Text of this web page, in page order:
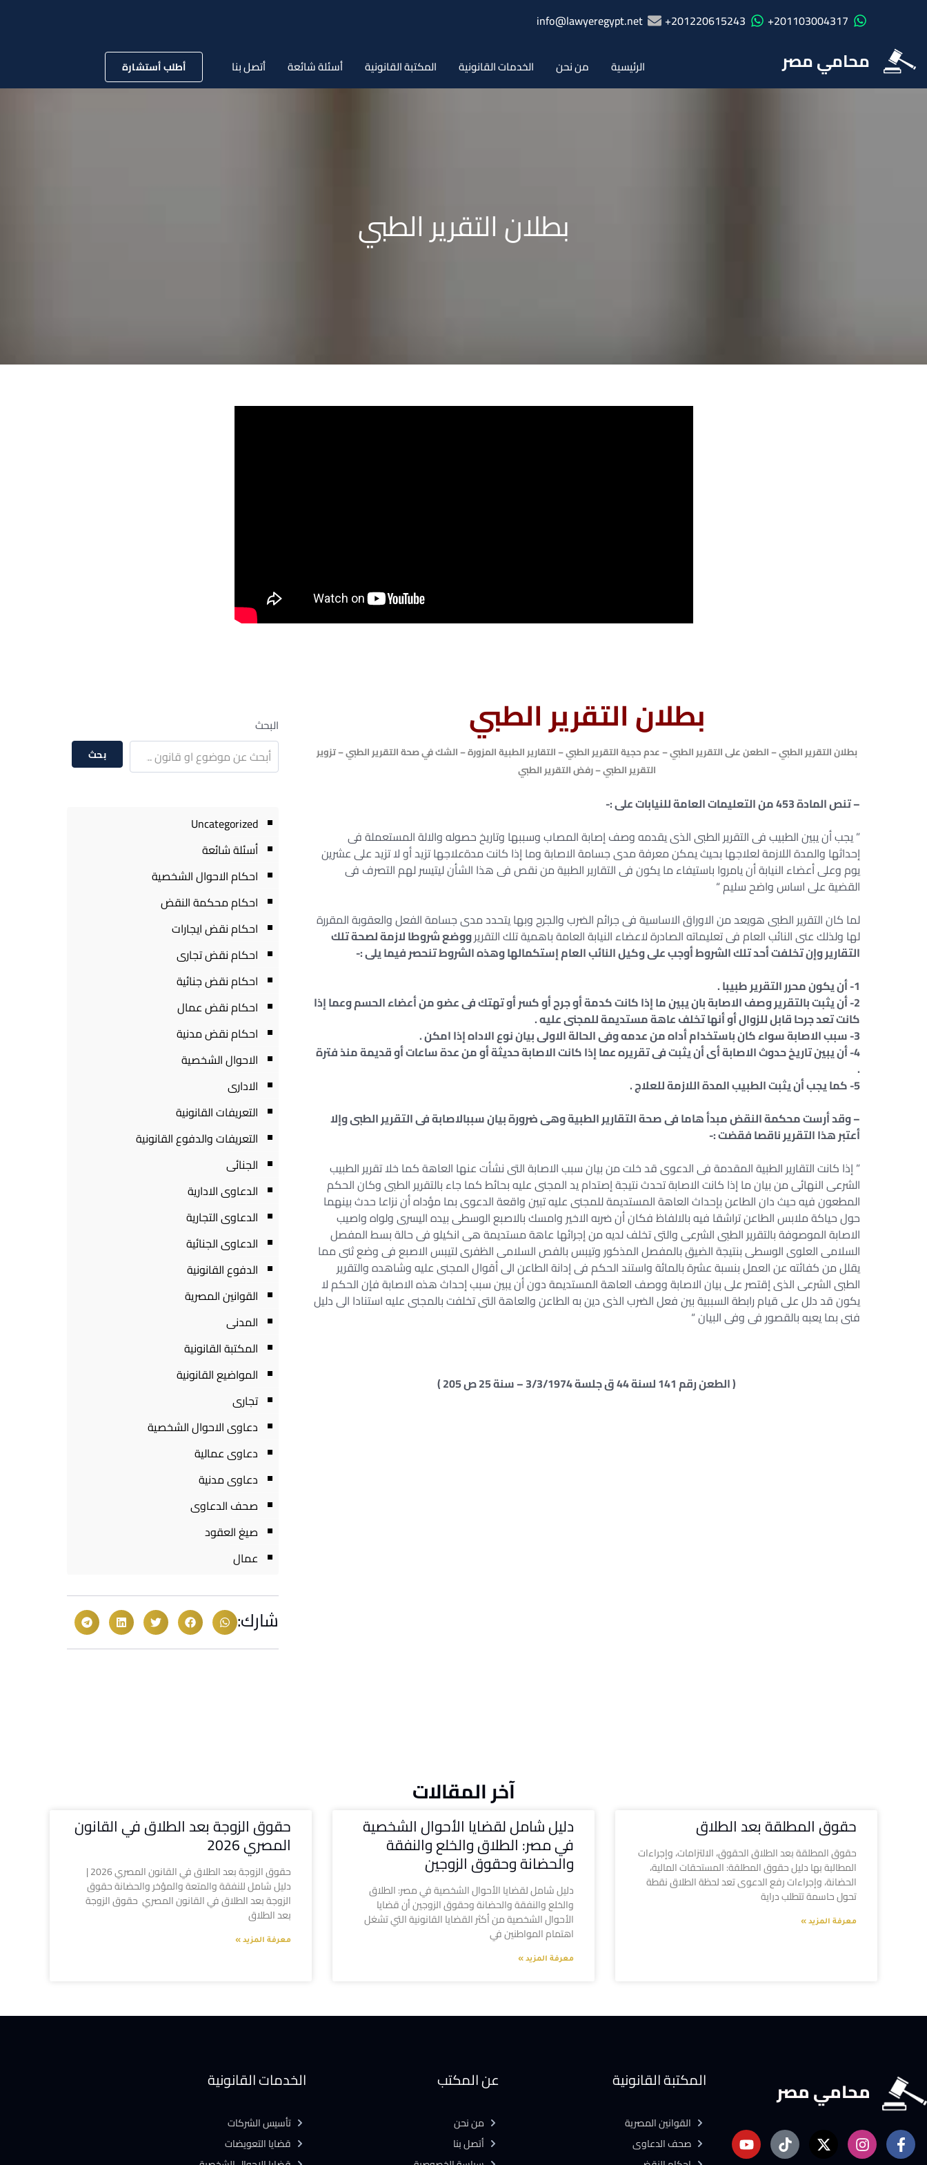
201103004317+
201220615243+
info@lawyeregypt.net
محامي مصر الرئيسية من نحن الخدمات القانونية المكتبة القانونية أسئلة شائعة أتصل بنا أطلب أستشارة
بطلان التقرير الطبي
بطلان التقرير الطبي
بطلان التقرير الطبي – الطعن على التقرير الطبي – عدم حجية التقرير الطبي – التقارير الطبية المزورة – الشك في صحة التقرير الطبي – تزوير
التقرير الطبي – رفض التقرير الطبي
– تنص المادة 453 من التعليمات العامة للنيابات على :-
” يجب أن يبين الطبيب فى التقرير الطبى الذى يقدمه وصف إصابة المصاب وسببها وتاريخ حصوله والالة المستعملة فى
إحداثها والمدة اللازمة لعلاجها بحيث يمكن معرفة مدى جسامة الاصابة وما إذا كانت مدةعلاجها تزيد أو لا تزيد على عشرين
يوم وعلى أعضاء النيابة أن يامروا باستيفاء ما يكون فى التقارير الطبية من نقص فى هذا الشأن ليتيسر لهم التصرف فى
القضية على اساس واضح سليم “
لما كان التقرير الطبى هويعد من الاوراق الاساسية فى جرائم الضرب والجرح وبها يتحدد مدى جسامة الفعل والعقوبة المقررة
لها ولذلك عنى النائب العام فى تعليماته الصادرة لاعضاء النيابة العامة باهمية تلك التقريرووضع شروطا لازمة لصحة تلك
التقارير وإن تخلفت أحد تلك الشروط أوجب على وكيل النائب العام إستكمالها وهذه الشروط تنحصر فيما يلى :-
1- أن يكون محرر التقرير طبيبا .
2- أن يثبت بالتقرير وصف الاصابة بان يبين ما إذا كانت كدمة أو جرح أو كسر أو تهتك فى عضو من أعضاء الحسم وعما إذا
كانت تعد جرحا قابل للزوال أو أنها تخلف عاهة مستديمة للمجنى عليه .
3- سبب الاصابة سواء كان باستخدام أداه من عدمه وفى الحالة الاولى بيان نوع الاداه إذا امكن .
4- أن يبين تاريخ حدوث الاصابة أى أن يثبت فى تقريره عما إذا كانت الاصابة حديثة أو من عدة ساعات أو قديمة منذ فترة
.
5- كما يجب أن يثبت الطبيب المدة اللازمة للعلاج .
– وقد أرست محكمة النقض مبدأ هاما فى صحة التقارير الطبية وهى ضرورة بيان سببالاصابة فى التقرير الطبى وإلا
أعتبر هذا التقرير ناقصا فقضت :-
” إذا كانت التقارير الطبية المقدمة فى الدعوى قد خلت من بيان سبب الاصابة التى نشأت عنها العاهة كما خلا تقرير الطبيب
الشرعى النهائى من بيان ما إذا كانت الاصابة تحدث نتيجة إصتدام يد المجنى عليه بحائط كما جاء بالتقرير الطبى وكان الحكم
المطعون فيه حيث دان الطاعن بإحداث العاهة المستديمة للمجنى عليه تبين واقعة الدعوى بما مؤداه أن نزاعا حدث بينهما
حول حياكة ملابس الطاعن تراشقا فيه بالالفاظ فكان أن ضربه الاخير وامسك بالاصبع الوسطى بيده اليسرى ولواه واصيب
الاصابة الموصوفة بالتقرير الطبى الشرعى والتى تخلف لديه من إجرائها عاهة مستديمة هى انكيلو فى حالة بسط المفصل
السلامى العلوى الوسطى بنتيجة الضيق بالمفصل المذكور وتيبس بالفص السلامى الظفرى لتيبس الاصبع فى وضع ثنى مما
يقلل من كفائته عن العمل بنسبة عشرة بالمائة واستند الحكم فى إدانة الطاعن الى أقوال المجنى عليه وشاهده والتقرير
الطبى الشرعى الذى إقتصر على بيان الاصابة ووصف العاهة المستديمة دون أن يبين سبب إحداث هذه الاصابة فإن الحكم لا
يكون قد دلل على قيام رابطة السببية بين فعل الضرب الذى دين به الطاعن والعاهة التى تخلفت بالمجنى عليه استنادا الى دليل
فنى بما يعبه بالقصور فى وفى البيان “
( الطعن رقم 141 لسنة 44 ق جلسة 3/3/1974 – سنة 25 ص 205 )
البحث
بحث
Uncategorized
أسئلة شائعة
احكام الاحوال الشخصية
احكام محكمة النقض
احكام نقض ايجارات
احكام نقض تجارى
احكام نقض جنائية
احكام نقض عمال
احكام نقض مدنية
الاحوال الشخصية
الادارى
التعريفات القانونية
التعريفات والدفوع القانونية
الجنائى
الدعاوى الادارية
الدعاوى التجارية
الدعاوى الجنائية
الدفوع القانونية
القوانين المصرية
المدنى
المكتبة القانونية
المواضيع القانونية
تجارى
دعاوى الاحوال الشخصية
دعاوى عمالية
دعاوى مدنية
صحف الدعاوى
صيغ العقود
عمال
شارك:
آخر المقالات
حقوق المطلقة بعد الطلاق
حقوق المطلقة بعد الطلاق الحقوق، الالتزامات، وإجراءات
المطالبة بها دليل حقوق المطلقة: المستحقات المالية،
الحضانة، وإجراءات رفع الدعوى تعد لحظة الطلاق نقطة
تحول حاسمة تتطلب دراية
معرفة المزيد »
دليل شامل لقضايا الأحوال الشخصية
في مصر: الطلاق والخلع والنفقة
والحضانة وحقوق الزوجين
دليل شامل لقضايا الأحوال الشخصية في مصر: الطلاق
والخلع والنفقة والحضانة وحقوق الزوجين أن قضايا
الأحوال الشخصية من أكثر القضايا القانونية التي تشغل
اهتمام المواطنين في
معرفة المزيد »
حقوق الزوجة بعد الطلاق في القانون
المصري 2026
حقوق الزوجة بعد الطلاق في القانون المصري 2026 |
دليل شامل للنفقة والمتعة والمؤخر والحضانة حقوق
الزوجة بعد الطلاق في القانون المصري حقوق الزوجة
بعد الطلاق
معرفة المزيد »
محامي مصر المكتبة القانونية
القوانين المصرية
صحف الدعاوى
عن المكتب
من نحن
أتصل بنا
الخدمات القانونية
تأسيس الشركات
قضايا التعويضات